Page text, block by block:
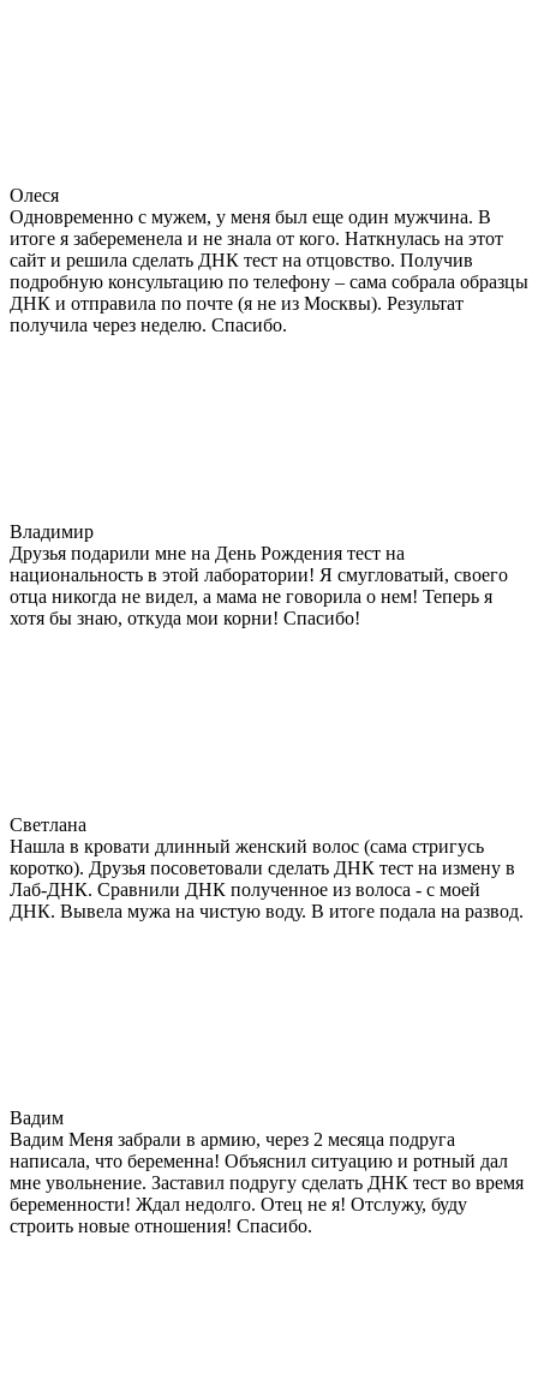
Олеся
Одновременно с мужем, у меня был еще один мужчина. В
итоге я забеременела и не знала от кого. Наткнулась на этот
сайт и решила сделать ДНК тест на отцовство. Получив
подробную консультацию по телефону – сама собрала образцы
ДНК и отправила по почте (я не из Москвы). Результат
получила через неделю. Спасибо.
Владимир
Друзья подарили мне на День Рождения тест на
национальность в этой лаборатории! Я смугловатый, своего
отца никогда не видел, а мама не говорила о нем! Теперь я
хотя бы знаю, откуда мои корни! Спасибо!
Светлана
Нашла в кровати длинный женский волос (сама стригусь
коротко). Друзья посоветовали сделать ДНК тест на измену в
Лаб-ДНК. Сравнили ДНК полученное из волоса - с моей
ДНК. Вывела мужа на чистую воду. В итоге подала на развод.
Вадим
Вадим Меня забрали в армию, через 2 месяца подруга
написала, что беременна! Объяснил ситуацию и ротный дал
мне увольнение. Заставил подругу сделать ДНК тест во время
беременности! Ждал недолго. Отец не я! Отслужу, буду
строить новые отношения! Спасибо.